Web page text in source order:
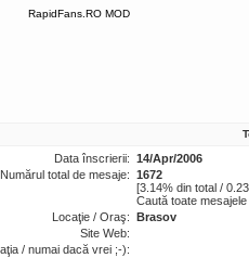
RapidFans.RO MOD
Data înscrierii: 14/Apr/2006
Numărul total de mesaje: 1672
[3.14% din total /
Caută toate mesajele
Locaţie / Oraş: Brasov
Site Web:
/ numai dacă vrei ;-):